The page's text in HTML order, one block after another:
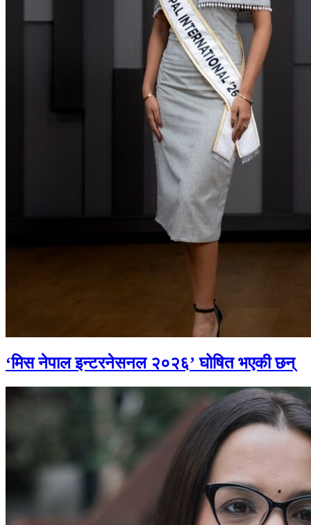
‘मिस नेपाल इन्टरनेसनल २०२६’ घोषित भएकी छन्